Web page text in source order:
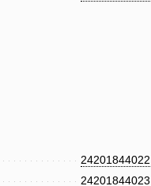
24201844022
24201844023